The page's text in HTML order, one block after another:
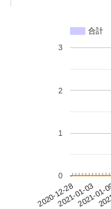
合計
2020-12-282021-01-03
2021-
0
1
2
3